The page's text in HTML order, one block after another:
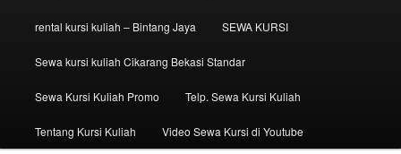
rental kursi kuliah – Bintang Jaya SEWA KURSI
Sewa kursi kuliah Cikarang Bekasi Standar
Sewa Kursi Kuliah Promo Telp. Sewa Kursi Kuliah
Tentang Kursi Kuliah Video Sewa Kursi di Youtube